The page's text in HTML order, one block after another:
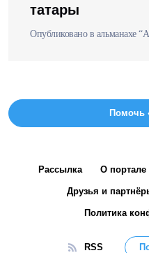
татары
Опубликовано в альманахе
Помочь
Рассылка О портале
Друзья и
Политика
RSS